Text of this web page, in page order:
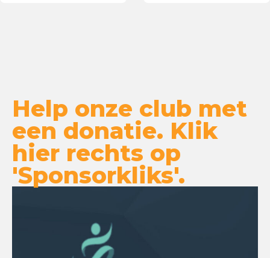
Help onze club met
een donatie. Klik
hier rechts op
'Sponsorkliks'.